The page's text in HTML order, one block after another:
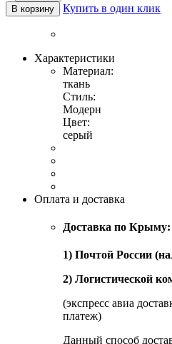
В корзину Купить в один клик
Характеристики
Материал:
ткань
Стиль:
Модерн
Цвет:
серый
Оплата и доставка
Доставка по Крыму:
1) Почтой России
2) Логистической
(экспресс авиа
платеж)
Данный способ